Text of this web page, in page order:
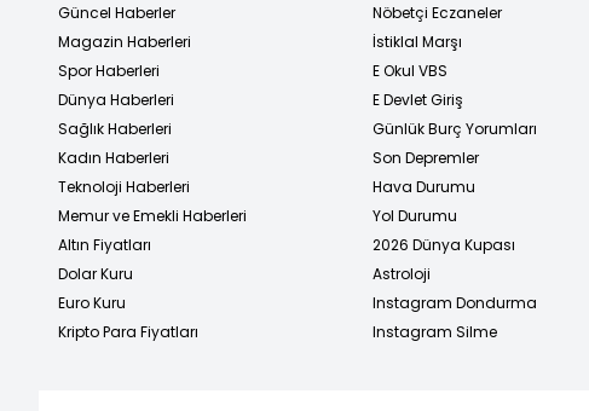
Güncel Haberler
Magazin Haberleri
Spor Haberleri
Dünya Haberleri
Sağlık Haberleri
Kadın Haberleri
Teknoloji Haberleri
Memur ve Emekli Haberleri
Altın Fiyatları
Dolar Kuru
Euro Kuru
Kripto Para Fiyatları
Nöbetçi Eczaneler
İstiklal Marşı
E Okul VBS
E Devlet Giriş
Günlük Burç Yorumları
Son Depremler
Hava Durumu
Yol Durumu
2026 Dünya Kupası
Astroloji
Instagram Dondurma
Instagram Silme